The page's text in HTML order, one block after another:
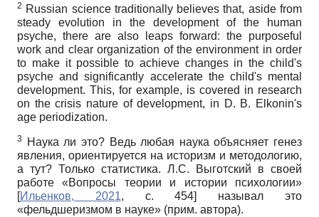
2 Russian science traditionally believes that, aside from
steady evolution in the development of the human
psyche, there are also leaps forward: the purposeful
work and clear organization of the environment in order
to make it possible to achieve changes in the child's
psyche and significantly accelerate the child's mental
development. This, for example, is covered in research
on the crisis nature of development, in D. B. Elkonin's
age periodization.
3
Наука ли это? Ведь любая наука объясняет генез
явления, ориентируется на историзм и методологию,
а тут? Только статистика. Л.С. Выготский в своей
работе «Вопросы теории и истории психологии»
[Ильенков, 2021, с. 454]
называл это
«фельдшеризмом в науке» (прим. автора).